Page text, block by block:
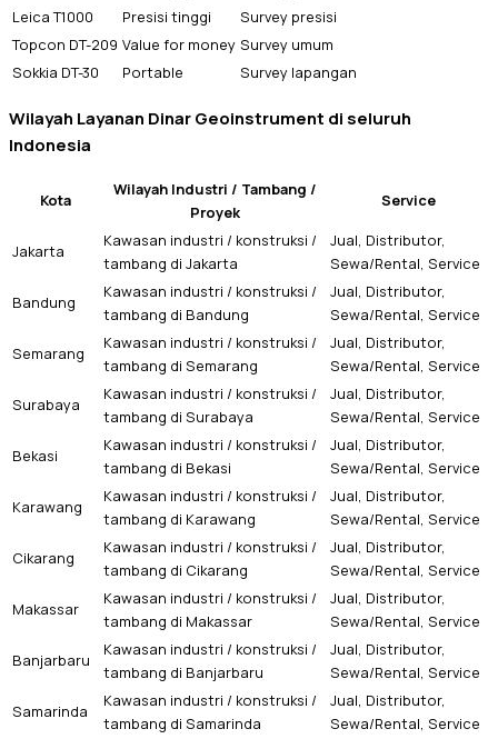
Leica T1000
Presisi tinggi
Survey presisi
Topcon DT-209 Value for money Survey umum
Sokkia DT-30
Portable Survey lapangan
Wilayah Layanan Dinar Geoinstrument di seluruh
Indonesia
Kota
Wilayah Industri / Tambang /
Proyek
Service
Jakarta
Kawasan industri / konstruksi /
tambang di Jakarta
Jual, Distributor,
Sewa/Rental, Service
Bandung
Kawasan industri / konstruksi /
tambang di Bandung
Jual, Distributor,
Sewa/Rental, Service
Semarang
Kawasan industri / konstruksi /
tambang di Semarang
Jual, Distributor,
Sewa/Rental, Service
Surabaya
Kawasan industri / konstruksi /
tambang di Surabaya
Jual, Distributor,
Sewa/Rental, Service
Bekasi
Kawasan industri / konstruksi /
tambang di Bekasi
Jual, Distributor,
Sewa/Rental, Service
Karawang
Kawasan industri / konstruksi /
tambang di Karawang
Jual, Distributor,
Sewa/Rental, Service
Cikarang
Kawasan industri / konstruksi /
tambang di Cikarang
Jual, Distributor,
Sewa/Rental, Service
Makassar
Kawasan industri / konstruksi /
tambang di Makassar
Jual, Distributor,
Sewa/Rental, Service
Banjarbaru
Kawasan industri / konstruksi /
tambang di Banjarbaru
Jual, Distributor,
Sewa/Rental, Service
Samarinda
Kawasan industri / konstruksi /
tambang di Samarinda
Jual, Distributor,
Sewa/Rental, Service